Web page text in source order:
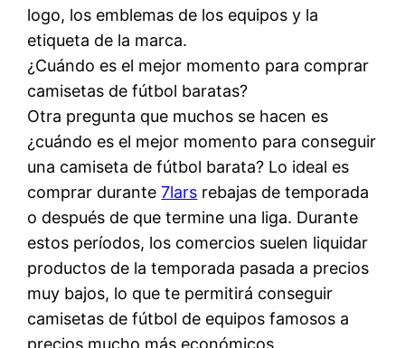
logo, los emblemas de los equipos y la
etiqueta de la marca.
¿Cuándo es el mejor momento para comprar
camisetas de fútbol baratas?
Otra pregunta que muchos se hacen es
¿cuándo es el mejor momento para conseguir
una camiseta de fútbol barata? Lo ideal es
comprar durante7lars rebajas de temporada
o después de que termine una liga. Durante
estos períodos, los comercios suelen liquidar
productos de la temporada pasada a precios
muy bajos, lo que te permitirá conseguir
camisetas de fútbol de equipos famosos a
precios mucho más económicos.